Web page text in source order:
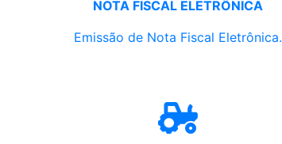
NOTA FISCAL ELETRÔNICA
Emissão de Nota Fiscal Eletrônica.